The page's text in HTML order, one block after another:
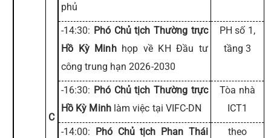
C
phủ
-14:30: Phó Chủ tịch Thường trực
Hồ Kỳ Minhhọp về KH Đầu tư
công trung hạn 2026-2030
PH số 1,
tầng 3
-16:30: Phó Chủ tịch Thường trực
Hồ Kỳ Minhlàm việc tại VIFC-DN
Tòa nhà
ICT1
-14:00: Phó Chủ tịch Phan Thái
theo